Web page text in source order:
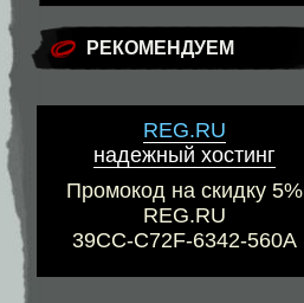
РЕКОМЕНДУЕМ
REG.RU
надежный хостинг
Промокод на скидку 5%
REG.RU
39CC-C72F-6342-560A